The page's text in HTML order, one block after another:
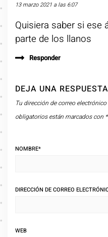
13 marzo 2021 a las 6:07
Quisiera saber si ese
parte de los llanos
Responder
DEJA UNA RESPUESTA
Tu dirección de correo
obligatorios están marcados con *
NOMBRE*
DIRECCIÓN DE CORREO
WEB